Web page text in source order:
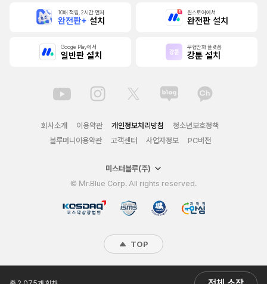
10배 적립, 2시간 먼저
완전판+ 설치
원스토어에서
완전판 설치
Google Play에서
일반판 설치
무협만화 플랫폼
강툰 설치
회사소개 이용약관 개인정보처리방침
청소년보호정책
블루머니이용약관
고객센터 사업자정보 PC버전
미스터블루(주)
© Mr.Blue Corp. All rights reserved.
TOP